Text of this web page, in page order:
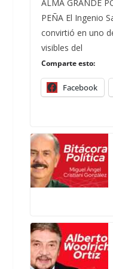
ALMA GRANDE
PEÑA El Ingenio
convirtió en uno
visibles del
Comparte esto:
Facebook